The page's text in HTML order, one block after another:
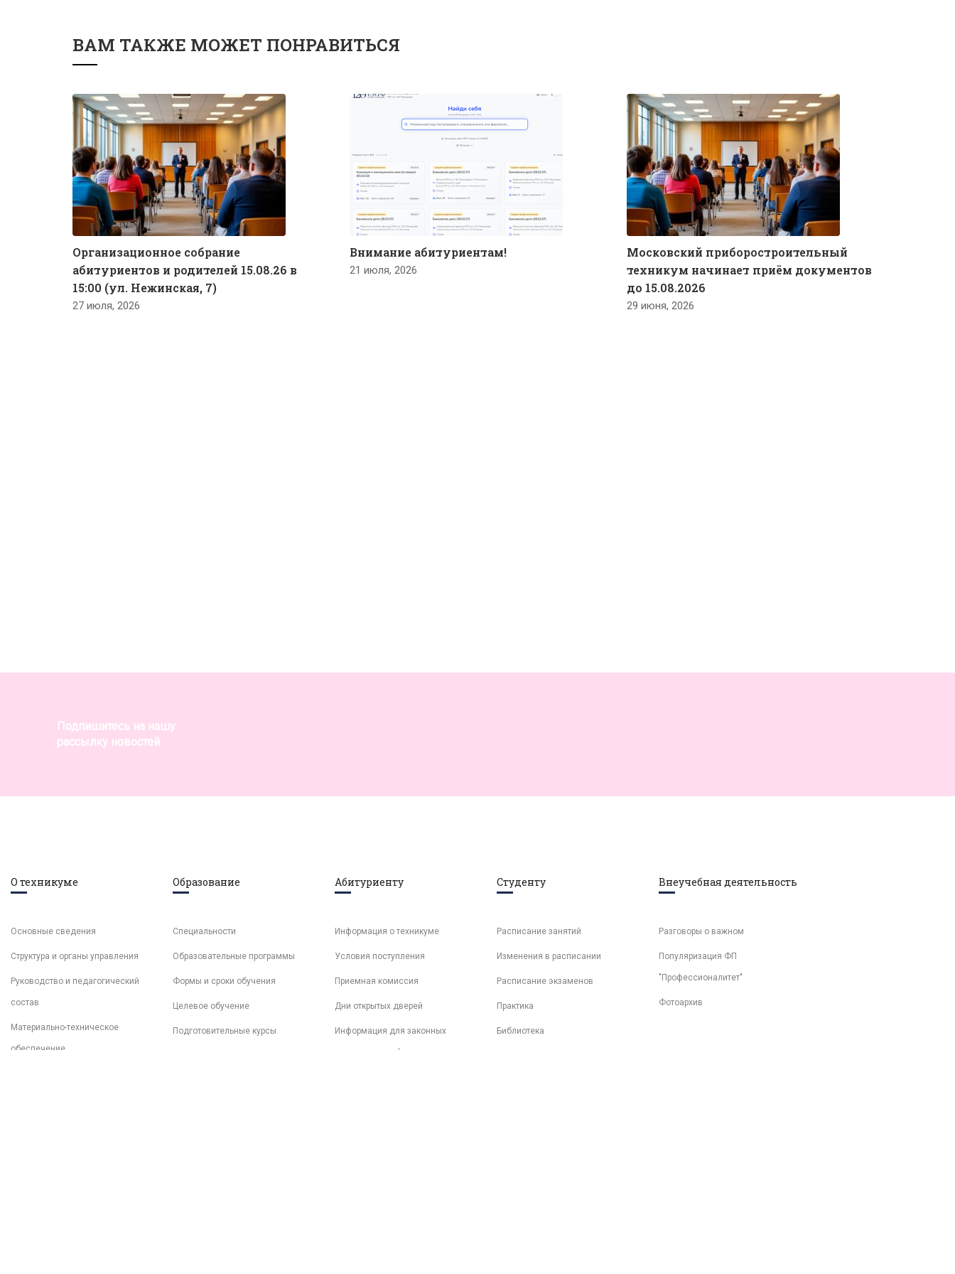
ВАМ ТАКЖЕ МОЖЕТ ПОНРАВИТЬСЯ
Организационное собрание
абитуриентов и родителей 15.08.26 в
15:00 (ул. Нежинская, 7)
27 июля, 2026
Внимание абитуриентам!
21 июля, 2026
Московский приборостроительный
техникум начинает приём документов
до 15.08.2026
29 июня, 2026
Подпишитесь на нашу
рассылку новостей
О техникуме
Основные сведения
Структура и органы управления
Руководство и педагогический
состав
Материально-техническое
обеспечение
Образование
Специальности
Образовательные программы
Формы и сроки обучения
Целевое обучение
Подготовительные курсы
Абитуриенту
Информация о техникуме
Условия поступления
Приемная комиссия
Дни открытых дверей
Информация для законных
представителей
Студенту
Расписание занятий
Изменения в расписании
Расписание экзаменов
Практика
Библиотека
Внеучебная деятельность
Разговоры о важном
Популяризация ФП
"Профессионалитет"
Фотоархив